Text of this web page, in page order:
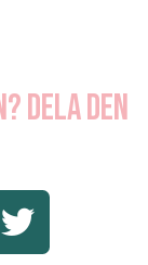
Dela den